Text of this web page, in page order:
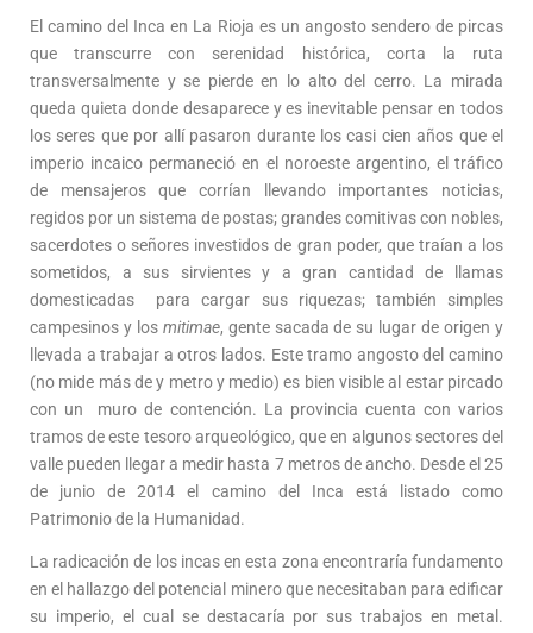
El camino del Inca en La Rioja es un angosto sendero de pircas
que transcurre con serenidad histórica, corta la ruta
transversalmente y se pierde en lo alto del cerro. La mirada
queda quieta donde desaparece y es inevitable pensar en todos
los seres que por allí pasaron durante los casi cien años que el
imperio incaico permaneció en el noroeste argentino, el tráfico
de mensajeros que corrían llevando importantes noticias,
regidos por un sistema de postas; grandes comitivas con nobles,
sacerdotes o señores investidos de gran poder, que traían a los
sometidos, a sus sirvientes y a gran cantidad de llamas
domesticadas para cargar sus riquezas; también simples
campesinos y losmitimae, gente sacada de su lugar de origen y
llevada a trabajar a otros lados. Este tramo angosto del camino
(no mide más de y metro y medio) es bien visible al estar pircado
con un muro de contención. La provincia cuenta con varios
tramos de este tesoro arqueológico, que en algunos sectores del
valle pueden llegar a medir hasta 7 metros de ancho. Desde el 25
de junio de 2014 el camino del Inca está listado como
Patrimonio de la Humanidad.
La radicación de los incas en esta zona encontraría fundamento
en el hallazgo del potencial minero que necesitaban para edificar
su imperio, el cual se destacaría por sus trabajos en metal.